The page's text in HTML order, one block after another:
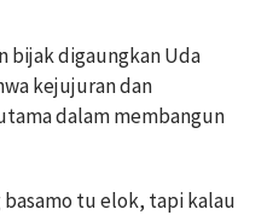
bijak digaungkan Uda
kejujuran dan
dalam membangun
basamo tu elok, tapi kalau